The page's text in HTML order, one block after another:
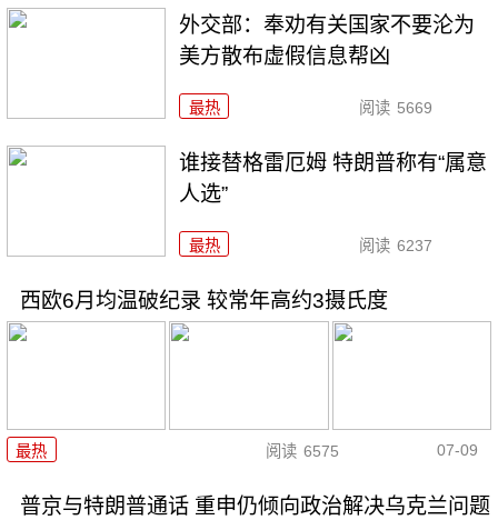
外交部：奉劝有关国家不要沦为
美方散布虚假信息帮凶
最热 阅读 5669
谁接替格雷厄姆 特朗普称有“属意
人选”
最热 阅读 6237
西欧6月均温破纪录 较常年高约3摄氏度
最热 阅读 6575 07-09
普京与特朗普通话 重申仍倾向政治解决乌克兰问题